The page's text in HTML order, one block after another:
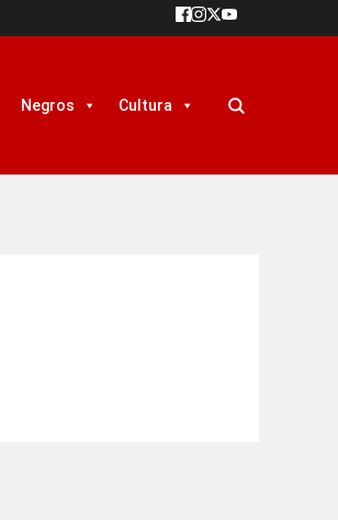
Negros Cultura